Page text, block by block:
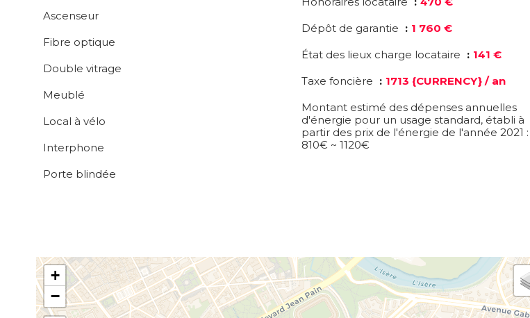
Ascenseur
Fibre optique
Double vitrage
Meublé
Local à vélo
Interphone
Porte blindée
Dépôt de garantie
1 760 €
État des lieux charge locataire
141 €
Taxe foncière
1713 {CURRENCY} / an
Montant estimé des dépenses annuelles
d'énergie pour un usage standard, établi à
partir des prix de l'énergie de l'année 2021 :
810€ ~ 1120€
+
−